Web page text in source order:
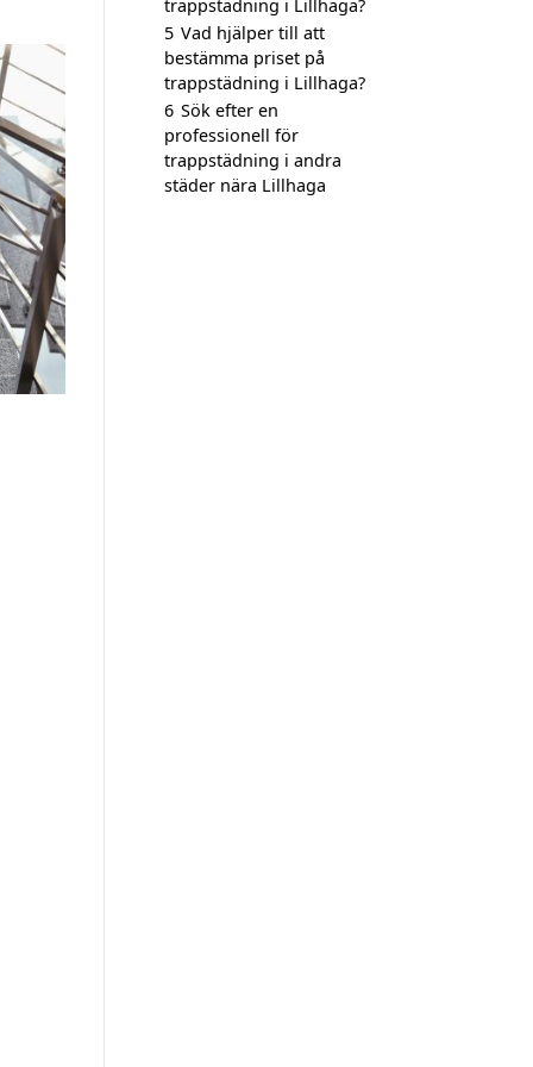
trappstädning i Lillhaga?
5 Vad hjälper till att
bestämma priset på
trappstädning i Lillhaga?
6 Sök efter en
professionell för
trappstädning i andra
städer nära Lillhaga